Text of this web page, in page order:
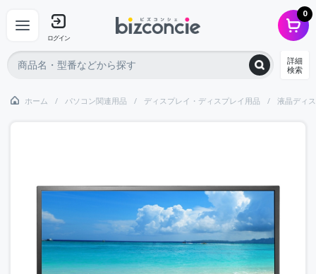
ログイン
0
詳細
検索
ホーム パソコン関連用品 ディスプレイ・ディスプレイ用品 液晶ディ